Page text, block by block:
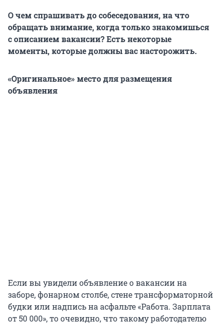
О чем спрашивать до собеседования, на что
обращать внимание, когда только знакомишься
с описанием вакансии? Есть некоторые
моменты, которые должны вас насторожить.
«Оригинальное» место для размещения
объявления
Если вы увидели объявление о вакансии на
заборе, фонарном столбе, стене трансформаторной
будки или надпись на асфальте «Работа. Зарплата
от 50 000», то очевидно, что такому работодателю